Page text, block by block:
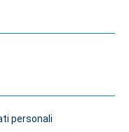
personali